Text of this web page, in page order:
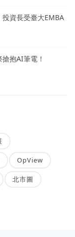
資長受臺大EMBA
抱AI筆電！
OpView
北市圖